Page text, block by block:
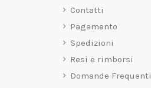
Contatti
Pagamento
Spedizioni
Resi e rimborsi
Domande Frequenti